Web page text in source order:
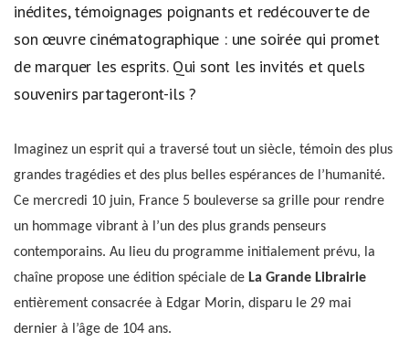
inédites, témoignages poignants et redécouverte de
son œuvre cinématographique : une soirée qui promet
de marquer les esprits. Qui sont les invités et quels
souvenirs partageront-ils ?
Imaginez un esprit qui a traversé tout un siècle, témoin des plus
grandes tragédies et des plus belles espérances de l’humanité.
Ce mercredi 10 juin, France 5 bouleverse sa grille pour rendre
un hommage vibrant à l’un des plus grands penseurs
contemporains. Au lieu du programme initialement prévu, la
chaîne propose une édition spéciale de La Grande Librairie
entièrement consacrée à Edgar Morin, disparu le 29 mai
dernier à l’âge de 104 ans.